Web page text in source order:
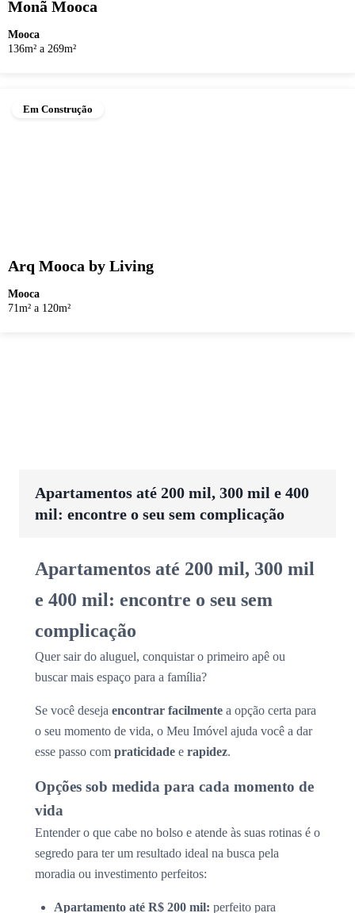
Monã Mooca
Mooca
136m² a 269m²
Em Construção
Arq Mooca by Living
Mooca
71m² a 120m²
Apartamentos até 200 mil, 300 mil e 400
mil: encontre o seu sem complicação
Apartamentos até 200 mil, 300 mil
e 400 mil: encontre o seu sem
complicação
Quer sair do aluguel, conquistar o primeiro apê ou
buscar mais espaço para a família?
Se você deseja encontrar facilmente a opção certa para
o seu momento de vida, o Meu Imóvel ajuda você a dar
esse passo com praticidade e rapidez.
Opções sob medida para cada momento de
vida
Entender o que cabe no bolso e atende às suas rotinas é o
segredo para ter um resultado ideal na busca pela
moradia ou investimento perfeitos:
Apartamento até R$ 200 mil: perfeito para